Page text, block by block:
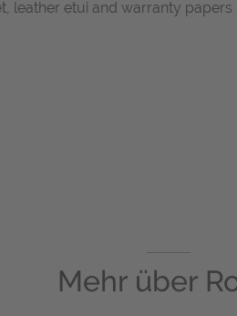
etui and warranty papers
Mehr über